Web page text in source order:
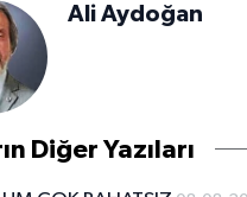
Ali Aydoğan
Diğer Yazıları